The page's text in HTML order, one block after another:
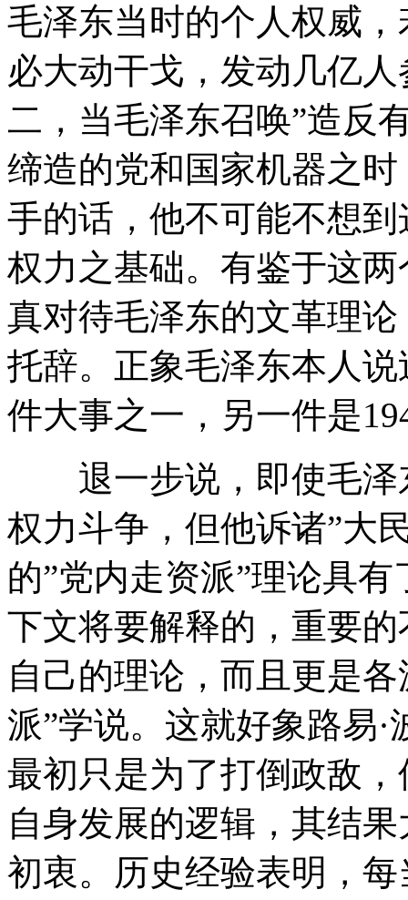
毛泽东当时的个人权威
必大动干戈，发动几亿
二，当毛泽东召唤”造反
缔造的党和国家机器之
手的话，他不可能不想
权力之基础。有鉴于这
真对待毛泽东的文革理
托辞。正象毛泽东本人
件大事之一，另一件是
退一步说，即使毛泽
权力斗争，但他诉诸”大
的”党内走资派”理论具
下文将要解释的，重要
自己的理论，而且更是
派”学说。这就好象路易
最初只是为了打倒政敌
自身发展的逻辑，其结
初衷。历史经验表明，